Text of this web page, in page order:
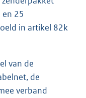
25
in artikel 82k
van de
de
verband